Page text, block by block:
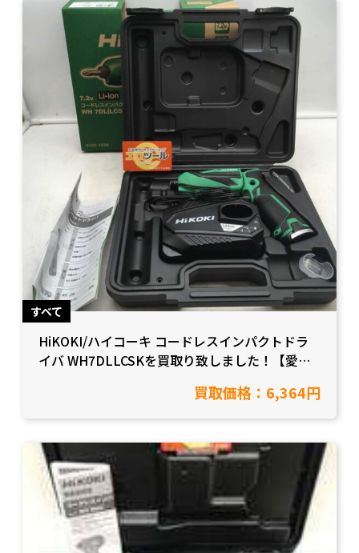
すべて
HiKOKI/ハイコーキ コードレスインパクトドラ
イバ WH7DLLCSKを買取り致しました！【愛知
買取価格：6,364円